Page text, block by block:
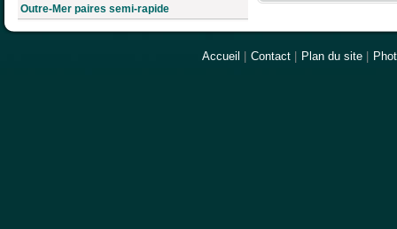
Outre-Mer paires semi-rapide
Accueil Contact Plan du site